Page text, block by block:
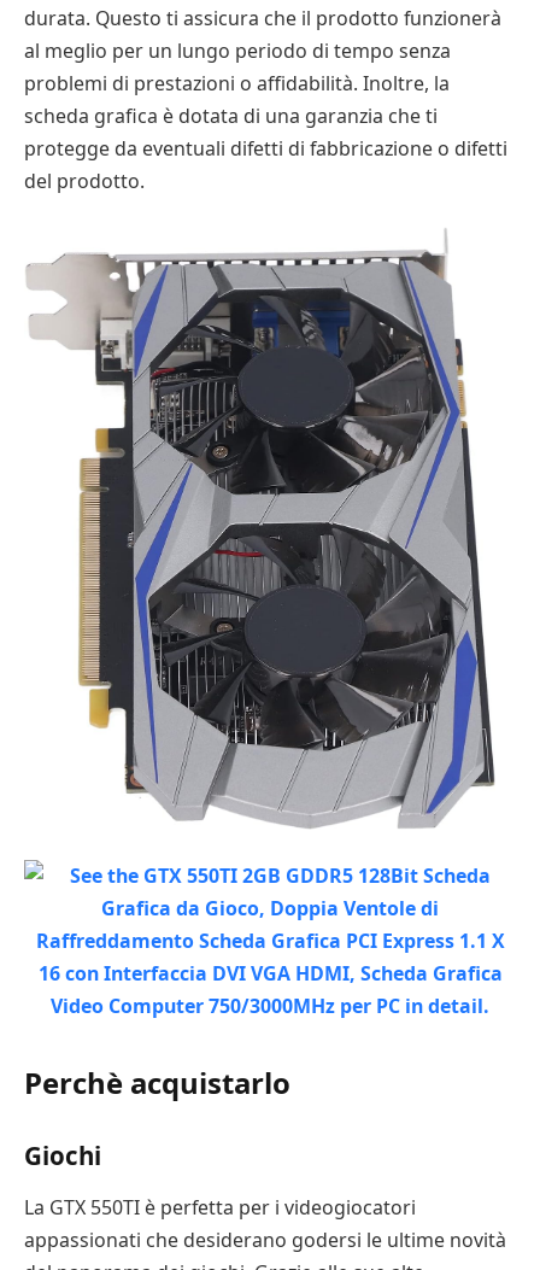
durata. Questo ti assicura che il prodotto funzionerà
al meglio per un lungo periodo di tempo senza
problemi di prestazioni o affidabilità. Inoltre, la
scheda grafica è dotata di una garanzia che ti
protegge da eventuali difetti di fabbricazione o difetti
del prodotto.
Perchè acquistarlo
Giochi
La GTX 550TI è perfetta per i videogiocatori
appassionati che desiderano godersi le ultime novità